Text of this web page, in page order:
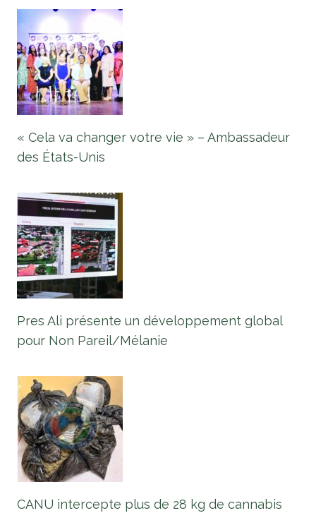
« Cela va changer votre vie » – Ambassadeur
des États-Unis
Pres Ali présente un développement global
pour Non Pareil/Mélanie
CANU intercepte plus de 28 kg de cannabis